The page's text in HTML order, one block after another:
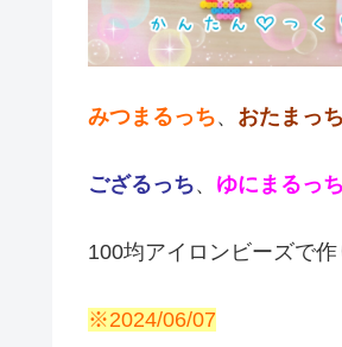
みつまるっち、 おたまっち
ござるっち、 ゆにまるっち
100均アイロンビーズで作
※2024/06/07